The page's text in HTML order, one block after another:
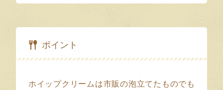
ポイント
ホイップクリームは市販の泡立てたものでも